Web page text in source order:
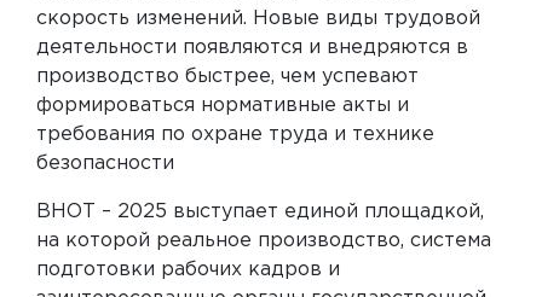
скорость изменений. Новые виды трудовой
деятельности появляются и внедряются в
производство быстрее, чем успевают
формироваться нормативные акты и
требования по охране труда и технике
безопасности
ВНОТ – 2025 выступает единой площадкой,
на которой реальное производство, система
подготовки рабочих кадров и